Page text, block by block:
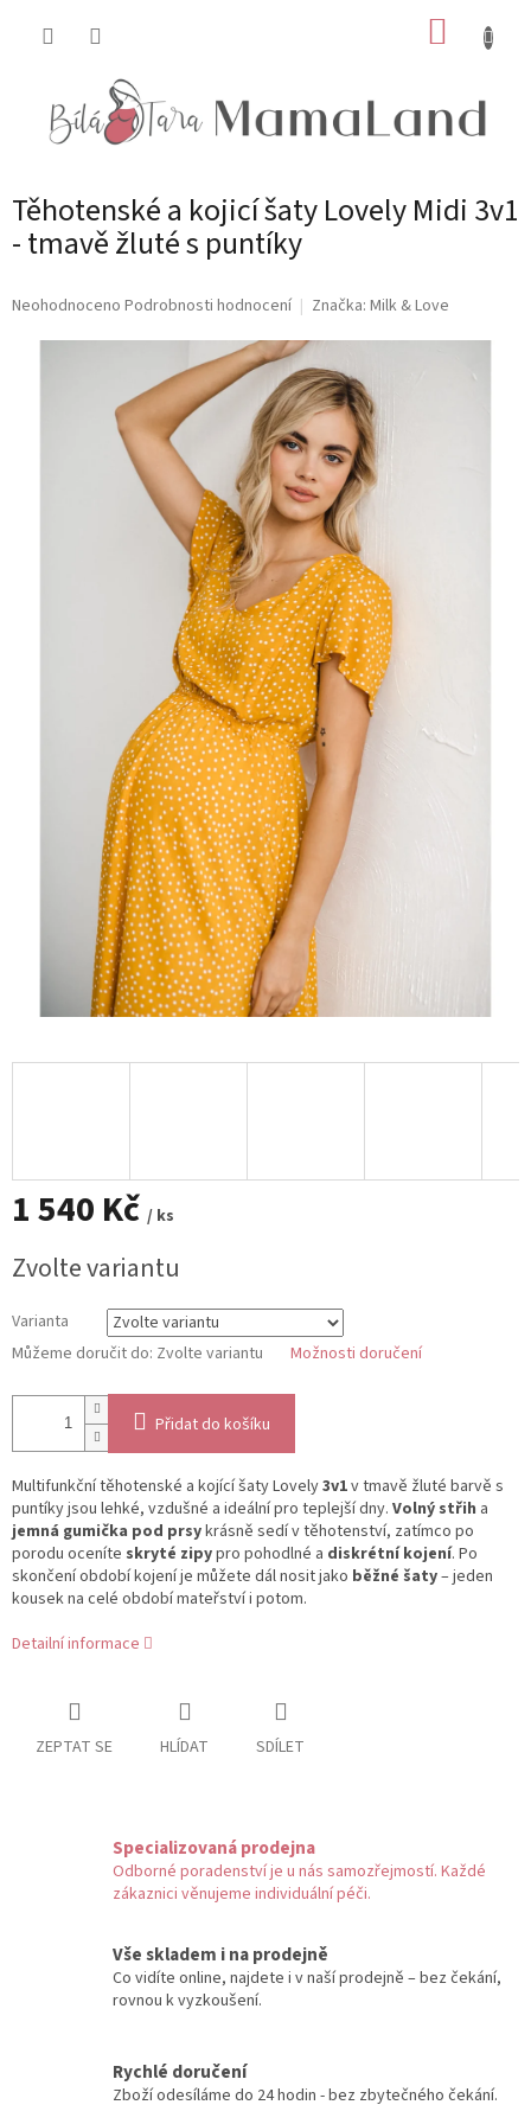
Těhotenské a kojicí šaty Lovely Midi 3v1
- tmavě žluté s puntíky
Průměrné
Neohodnoceno Podrobnosti hodnocení Značka: Milk & Love
1 540 Kč / ks
cena:
Zvolte variantu
Varianta
Můžeme doručit do: Zvolte variantu Možnosti doručení
Přidat do košíku
Multifunkční těhotenské a kojící šaty Lovely3v1v tmavě žluté barvě s
puntíky jsou lehké, vzdušné a ideální pro teplejší dny. Volný střih a
jemná gumička pod prsykrásně sedí v těhotenství, zatímco po
porodu oceníte skryté zipypro pohodlné a diskrétní kojení. Po
skončení období kojení je můžete dál nosit jako běžné šaty– jeden
kousek na celé období mateřství i potom.
Detailní informace
ZEPTAT SE HLÍDAT SDÍLET
Specializovaná prodejna
Odborné poradenství je u nás samozřejmostí. Každé
zákaznici věnujeme individuální péči.
Vše skladem i na prodejně
Co vidíte online, najdete i v naší prodejně – bez čekání,
rovnou k vyzkoušení.
Rychlé doručení
Zboží odesíláme do 24 hodin - bez zbytečného čekání.